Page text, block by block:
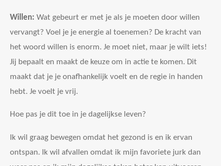
Willen: Wat gebeurt er met je als je moeten door willen
vervangt? Voel je je energie al toenemen? De kracht van
het woord willen is enorm. Je moet niet, maar je wilt iets!
Jij bepaalt en maakt de keuze om in actie te komen. Dit
maakt dat je je onafhankelijk voelt en de regie in handen
hebt. Je voelt je vrij.
Hoe pas je dit toe in je dagelijkse leven?
Ik wil graag bewegen omdat het gezond is en ik ervan
ontspan. Ik wil afvallen omdat ik mijn favoriete jurk dan